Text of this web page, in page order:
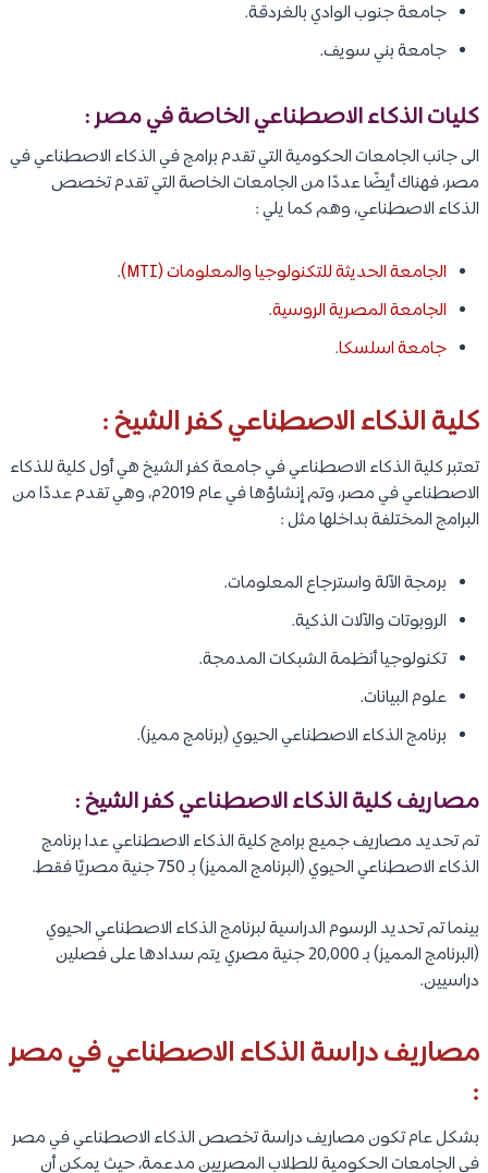
جامعة جنوب الوادي بالغردقة.
جامعة بني سويف.
كليات الذكاء الاصطناعي الخاصة في مصر :
الى جانب الجامعات الحكومية التي تقدم برامج في الذكاء الاصطناعي في
مصر، فهناك أيضًا عددًا من الجامعات الخاصة التي تقدم تخصص
الذكاء الاصطناعي، وهم كما يلي :
الجامعة الحديثة للتكنولوجيا والمعلومات (MTI)
.
الجامعة المصرية الروسية.
جامعة اسلسكا.
كلية الذكاء الاصطناعي كفر الشيخ :
تعتبر كلية الذكاء الاصطناعي في جامعة كفر الشيخ هي أول كلية للذكاء
الاصطناعي في مصر، وتم إنشاؤها في عام 2019م، وهي تقدم عددًا من
البرامج المختلفة بداخلها مثل :
برمجة الآلة واسترجاع المعلومات.
الروبوتات والآلات الذكية.
تكنولوجيا أنظمة الشبكات المدمجة.
علوم البيانات.
برنامج الذكاء الاصطناعي الحيوي (برنامج مميز).
مصاريف كلية الذكاء الاصطناعي كفر الشيخ :
تم تحديد مصاريف جميع برامج كلية الذكاء الاصطناعي عدا برنامج
الذكاء الاصطناعي الحيوي (البرنامج المميز) بـ 750 جنية مصريًا فقط.
بينما تم تحديد الرسوم الدراسية لبرنامج الذكاء الاصطناعي الحيوي
(البرنامج المميز) بـ 20,000 جنية مصري يتم سدادها على فصلين
دراسيين.
مصاريف دراسة الذكاء الاصطناعي في مصر
:
بشكل عام تكون مصاريف دراسة تخصص الذكاء الاصطناعي في مصر
في الجامعات الحكومية للطلاب المصريين مدعمة، حيث يمكن أن